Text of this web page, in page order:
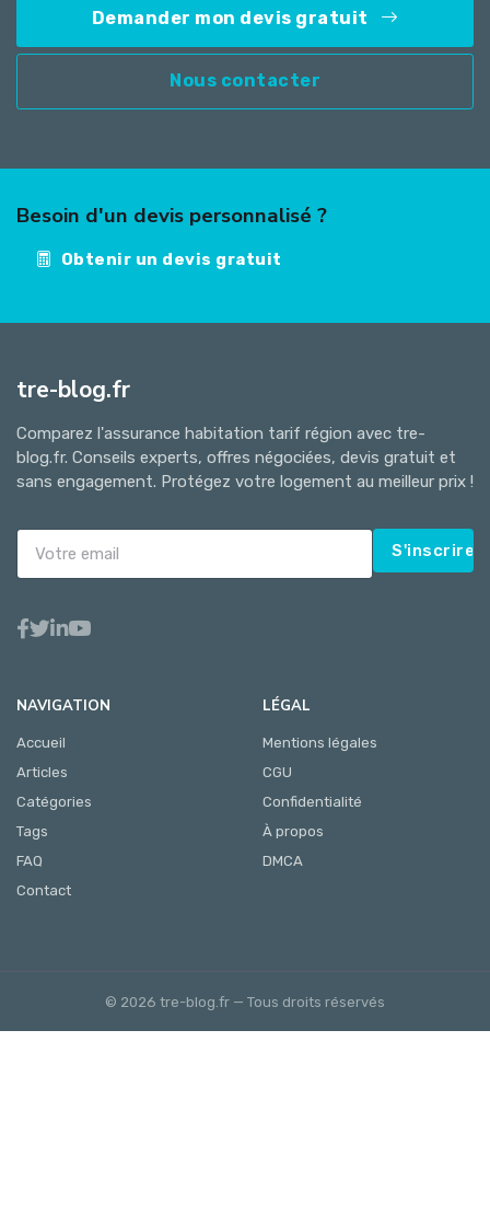
Demander mon devis gratuit
Nous contacter
Besoin d'un devis personnalisé ?
Obtenir un devis gratuit
tre-blog.fr
Comparez l'assurance habitation tarif région avec tre-
blog.fr. Conseils experts, offres négociées, devis gratuit et
sans engagement. Protégez votre logement au meilleur prix !
S'inscrire
NAVIGATION
Accueil
Articles
Catégories
Tags
FAQ
Contact
LÉGAL
Mentions légales
CGU
Confidentialité
À propos
DMCA
© 2026 tre-blog.fr — Tous droits réservés